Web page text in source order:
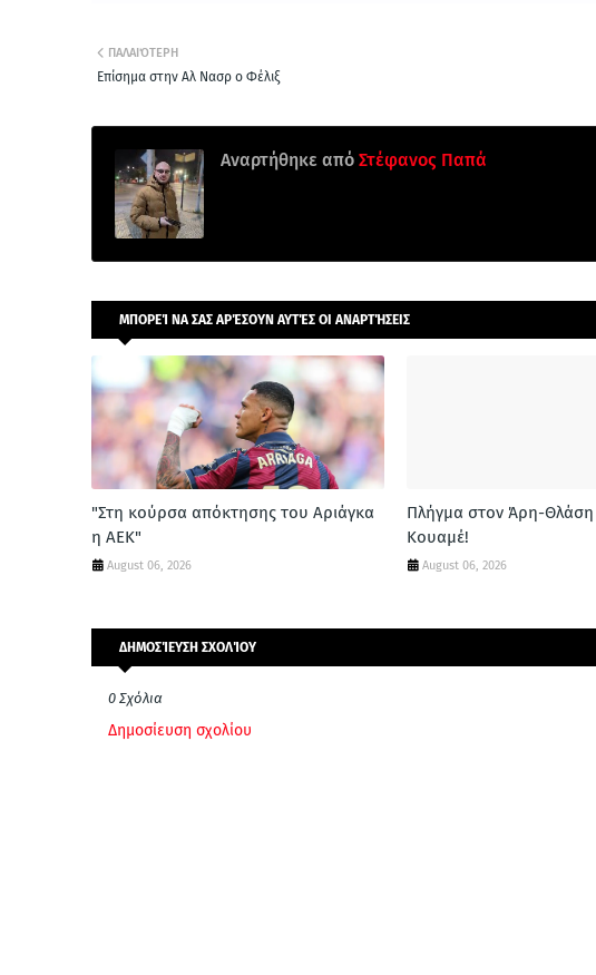
ΠΑΛΑΙΌΤΕΡΗ
Επίσημα στην Αλ Νασρ ο Φέλιξ
Αναρτήθηκε από Στέφανος Παπά
ΜΠΟΡΕΊ ΝΑ ΣΑΣ ΑΡΈΣΟΥΝ ΑΥΤΈΣ ΟΙ ΑΝΑΡΤΉΣΕΙΣ
"Στη κούρσα απόκτησης του Αριάγκα
η ΑΕΚ"
August 06, 2026
Πλήγμα στον Άρη-
Κουαμέ!
August 06, 2026
ΔΗΜΟΣΊΕΥΣΗ ΣΧΟΛΊΟΥ
0 Σχόλια
Δημοσίευση σχολίου